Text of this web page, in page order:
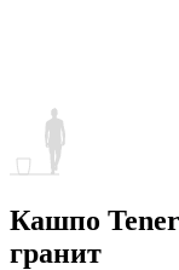
Кашпо
гранит